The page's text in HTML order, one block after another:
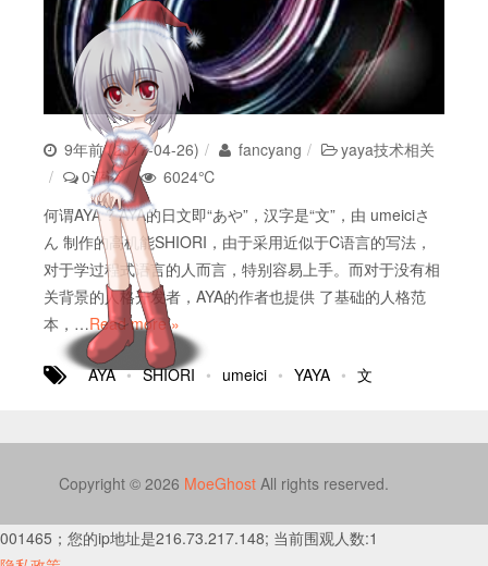
9年前 (2017-04-26) fancyang
yaya技术相关
0评论
6024℃
何谓AYA ? AYA的日文即“あや”，汉字是“文”，由 umeiciさ
ん 制作的高机能SHIORI，由于采用近似于C语言的写法，
对于学过程式语言的人而言，特别容易上手。而对于没有相
关背景的人格开发者，AYA的作者也提供 了基础的人格范
本，…Read more »
AYA SHIORI umeici YAYA 文
Copyright © 2026 MoeGhost All rights reserved.
001465；您的ip地址是216.73.217.148; 当前围观人数:1